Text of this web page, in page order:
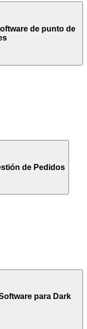
de punto de
de Pedidos
para Dark